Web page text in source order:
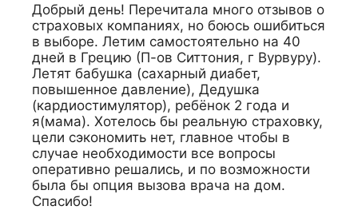
Добрый день! Перечитала много отзывов о
страховых компаниях, но боюсь ошибиться
в выборе. Летим самостоятельно на 40
дней в Грецию (П-ов Ситтония, г Вурвуру).
Летят бабушка (сахарный диабет,
повышенное давление), Дедушка
(кардиостимулятор), ребёнок 2 года и
я(мама). Хотелось бы реальную страховку,
цели сэкономить нет, главное чтобы в
случае необходимости все вопросы
оперативно решались, и по возможности
была бы опция вызова врача на дом.
Спасибо!